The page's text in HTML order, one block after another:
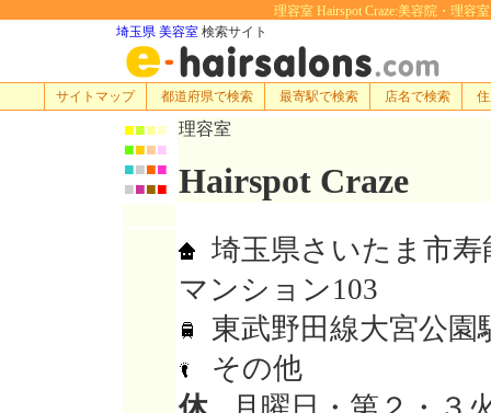
理容室 Hairspot Craze:美容院・理容
埼玉県 美容室 検索サイト
サイトマップ 都道府県で検索 最寄駅で検索 店名で検索
■■■■
■■■■
■■■■
■■■■
理容室
Hairspot Craze
埼玉県さいたま市
マンション103
東武野田線大宮公園
その他